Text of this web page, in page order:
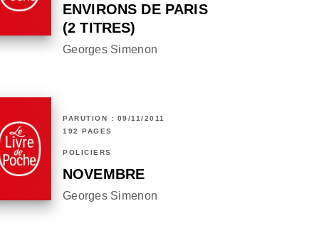
ENVIRONS DE PARIS
(2 TITRES)
Georges Simenon
PARUTION : 09/11/2011
192 PAGES
POLICIERS
NOVEMBRE
Georges Simenon